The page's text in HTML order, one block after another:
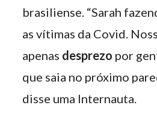
brasiliense. “Sarah
as vítimas da Covid.
apenas desprezo por
que saia no próximo
disse uma Internauta.